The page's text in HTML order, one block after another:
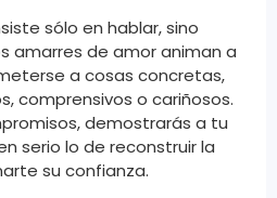
sólo en hablar, sino
amarres de amor animan a
a cosas concretas,
comprensivos o cariñosos.
demostrarás a tu
serio lo de reconstruir la
su confianza.